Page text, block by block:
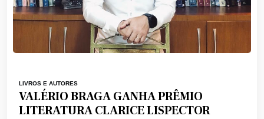
LIVROS E AUTORES
VALÉRIO BRAGA GANHA PRÊMIO
LITERATURA CLARICE LISPECTOR